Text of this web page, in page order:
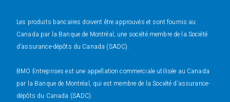
Les produits bancaires doivent être approuvés et sont fournis au
Canada par la Banque de Montréal, une société membre de la Société
d’assurance-dépôts du Canada (SADC).
BMO Entreprises est une appellation commerciale utilisée au Canada
par la Banque de Montréal, qui est membre de la Société d’assurance-
dépôts du Canada (SADC).